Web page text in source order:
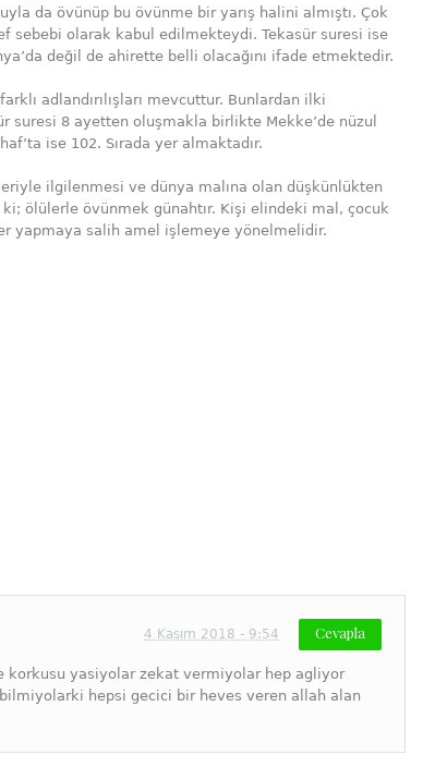
da övünüp bu övünme bir yarış halini almıştı. Çok
sebebi olarak kabul edilmekteydi. Tekasür suresi ise
değil de ahirette belli olacağını ifade etmektedir.
adlandırılışları mevcuttur. Bunlardan ilki
suresi 8 ayetten oluşmakla birlikte Mekke’de nüzul
ise 102. Sırada yer almaktadır.
ilgilenmesi ve dünya malına olan düşkünlükten
ölülerle övünmek günahtır. Kişi elindeki mal, çocuk
yapmaya salih amel işlemeye yönelmelidir.
Cevapla
4 Kasım 2018 - 9:54
yasiyolar zekat vermiyolar hep agliyor
hepsi gecici bir heves veren allah alan